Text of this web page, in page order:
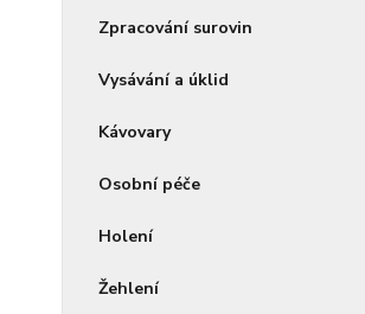
Zpracování surovin
Vysávání a úklid
Kávovary
Osobní péče
Holení
Žehlení